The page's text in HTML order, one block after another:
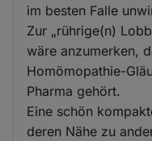
im besten Falle
Zur „rührige(n)
wäre anzumerken,
Homömopathie-
Pharma gehört.
Eine schön
deren Nähe zu